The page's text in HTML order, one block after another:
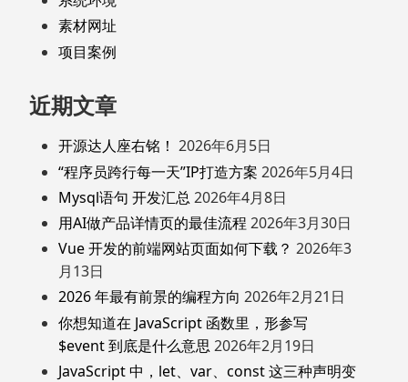
素材网址
项目案例
近期文章
开源达人座右铭！ 2026年6月5日
“程序员跨行每一天”IP打造方案 2026年5月4日
Mysql语句 开发汇总 2026年4月8日
用AI做产品详情页的最佳流程 2026年3月30日
Vue 开发的前端网站页面如何下载？ 2026年3
月13日
2026 年最有前景的编程方向 2026年2月21日
你想知道在 JavaScript 函数里，形参写
$event 到底是什么意思 2026年2月19日
JavaScript 中，let、var、const 这三种声明变